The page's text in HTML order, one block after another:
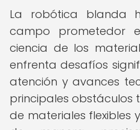
La robótica blanda
campo prometedor
ciencia de los
enfrenta desafíos
atención y avances
principales obstáculos
de materiales flexibles